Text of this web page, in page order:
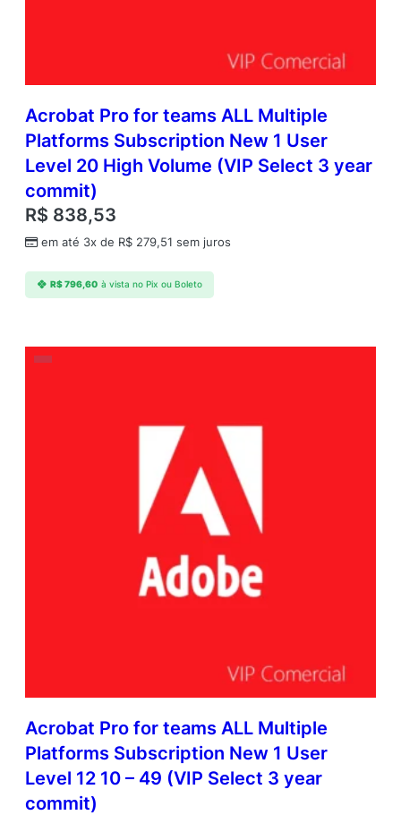
Acrobat Pro for teams ALL Multiple
Platforms Subscription New 1 User
Level 20 High Volume (VIP Select 3 year
commit)
R$ 838,53
em até 3x de R$ 279,51 sem juros
R$796,60 à vista no Pix ou Boleto
Acrobat Pro for teams ALL Multiple
Platforms Subscription New 1 User
Level 12 10 – 49 (VIP Select 3 year
commit)